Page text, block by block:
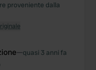
proveniente dalla
—quasi 3 anni fa